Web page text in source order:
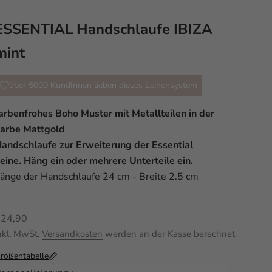
Handschlaufe IBIZA
über 5000 KundInnen lieben dieses Leinensystem
Boho Muster mit Metallteilen in der
Mattgold
zur Erweiterung der Essential
Häng ein oder mehrere Unterteile ein.
der Handschlaufe 24 cm - Breite 2.5 cm
MwSt.Versandkosten werden an der Kasse berechnet